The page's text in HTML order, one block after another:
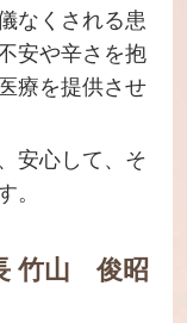
なくされる患
安や辛さを抱
療を提供させ
安心して、そ
。
竹山 俊昭